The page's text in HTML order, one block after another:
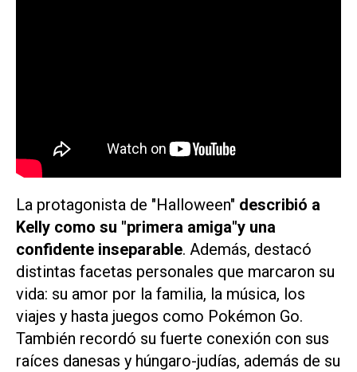
La protagonista de "Halloween" describió a
Kelly como su "primera amiga"y una
confidente inseparable. Además, destacó
distintas facetas personales que marcaron su
vida: su amor por la familia, la música, los
viajes y hasta juegos como Pokémon Go.
También recordó su fuerte conexión con sus
raíces danesas y húngaro-judías, además de su